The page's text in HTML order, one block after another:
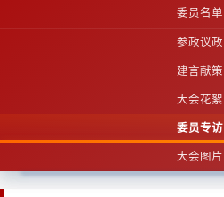
委员名单
参政议政
建言献策
大会花絮
委员专访
大会图片